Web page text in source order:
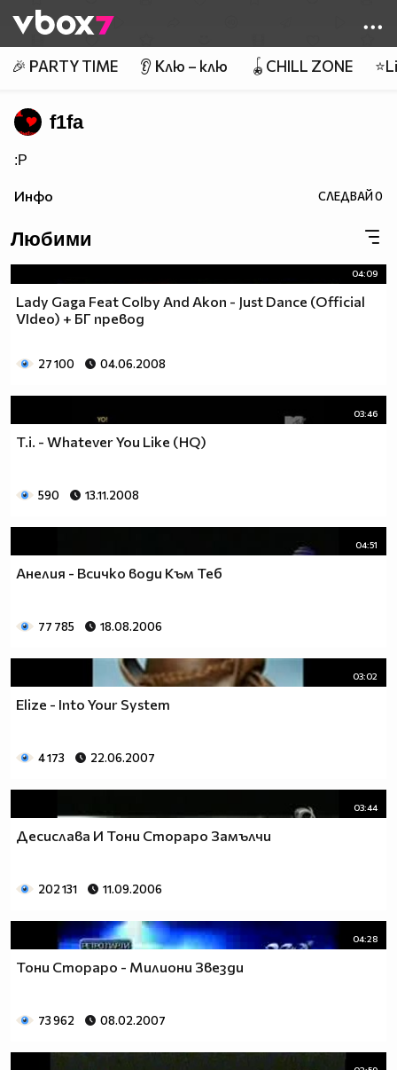
👾
🎉 PARTY TIME 👂 Клю – клю 🪀CHILL ZONE
f1fa
:P
Инфо СЛЕДВАЙ0
Любими
04:09
Lady Gaga Feat Colby And Akon - Just Dance (Official
VIdeo) + БГ превод
27 100 04.06.2008
03:46
T.i. - Whatever You Like (HQ)
590 13.11.2008
04:51
Анелия - Всичко води Към Теб
77 785 18.08.2006
03:02
Elize - Into Your System
4 173 22.06.2007
03:44
Десислава И Тони Стораро Замълчи
202 131 11.09.2006
04:28
Тони Стораро - Милиони Звезди
73 962 08.02.2007